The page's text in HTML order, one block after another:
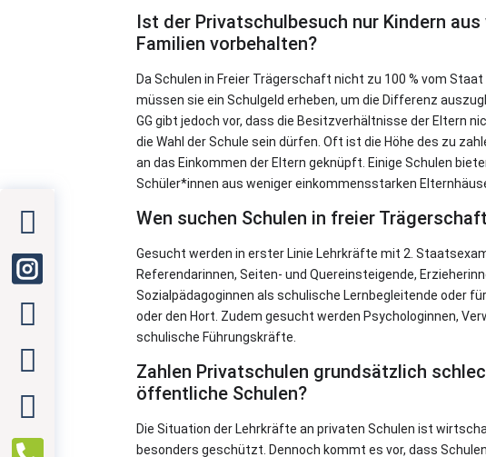
Ist der Privatschulbesuch nur Kindern aus
Familien vorbehalten?
Da Schulen in Freier Trägerschaft nicht zu 100 % vom
müssen sie ein Schulgeld erheben, um die Differenz
GG gibt jedoch vor, dass die Besitzverhältnisse der Eltern
die Wahl der Schule sein dürfen. Oft ist die Höhe des zu
an das Einkommen der Eltern geknüpft. Einige Schulen
Schüler*innen aus weniger einkommensstarken
Wen suchen Schulen in freier
Gesucht werden in erster Linie Lehrkräfte mit 2.
Referendarinnen, Seiten- und Quereinsteigende,
Sozialpädagoginnen als schulische Lernbegleitende oder
oder den Hort. Zudem gesucht werden Psychologinnen,
schulische Führungskräfte.
Zahlen Privatschulen grundsätzlich
öffentliche Schulen?
Die Situation der Lehrkräfte an privaten Schulen ist
besonders geschützt. Dennoch kommt es vor, dass